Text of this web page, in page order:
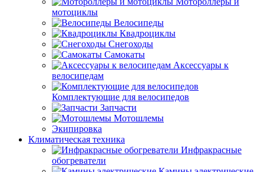
мотоциклы
Велосипеды
Квадроциклы
Снегоходы
Самокаты
Аксессуары к
велосипедам
Комплектующие для велосипедов
Запчасти
Мотошлемы
Экипировка
Климатическая техника
Инфракрасные
обогреватели